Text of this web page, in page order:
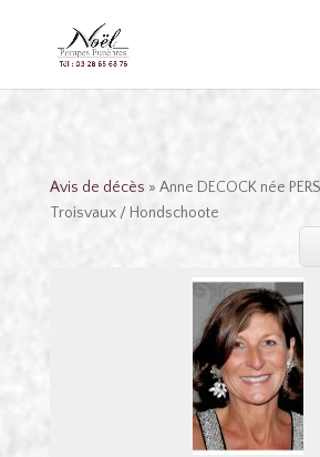
Avis de décès » Anne DECOCK née
Troisvaux / Hondschoote